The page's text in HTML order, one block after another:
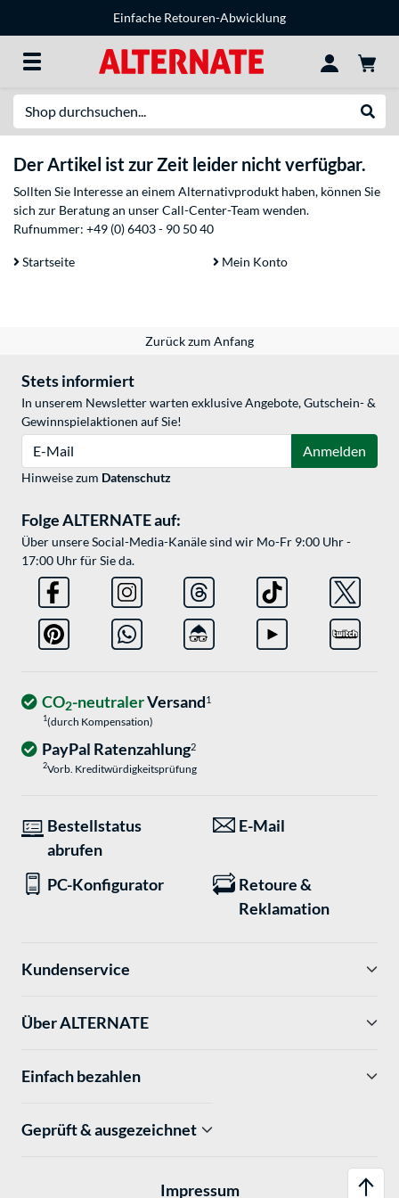
Einfache Retouren-Abwicklung
Der Artikel ist zur Zeit leider nicht verfügbar.
Sollten Sie Interesse an einem Alternativprodukt haben, können Sie
sich zur Beratung an unser Call-Center-Team wenden.
Rufnummer: +49 (0) 6403 - 90 50 40
Startseite Mein Konto
Zurück zum Anfang
Stets informiert
In unserem Newsletter warten exklusive Angebote, Gutschein- &
Gewinnspielaktionen auf Sie!
Anmelden
Hinweise zum Datenschutz
Folge ALTERNATE auf:
Über unsere Social-Media-Kanäle sind wir Mo-Fr 9:00 Uhr -
17:00 Uhr für Sie da.
CO2-neutralerVersand1
1(durch Kompensation)
PayPal Ratenzahlung2
2Vorb. Kreditwürdigkeitsprüfung
Bestellstatus
abrufen
E-Mail
PC-Konfigurator
Retoure &
Reklamation
Kundenservice
Über ALTERNATE
Einfach bezahlen
Geprüft & ausgezeichnet
Impressum